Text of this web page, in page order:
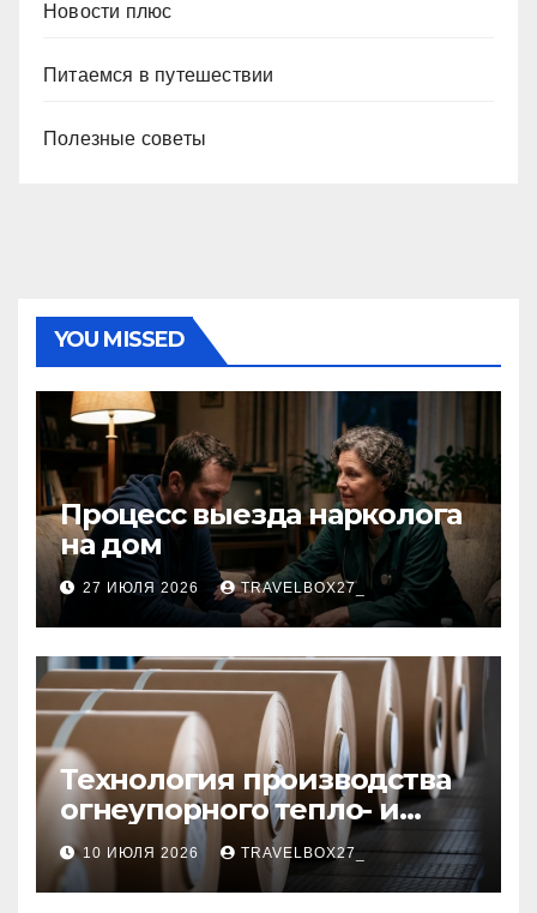
Новости плюс
Питаемся в путешествии
Полезные советы
YOU MISSED
Процесс выезда нарколога
на дом
27 ИЮЛЯ 2026 TRAVELBOX27_
Технология производства
огнеупорного тепло- и
звукоизоляционного
картона из
муллитокремнеземистого
10 ИЮЛЯ 2026 TRAVELBOX27_